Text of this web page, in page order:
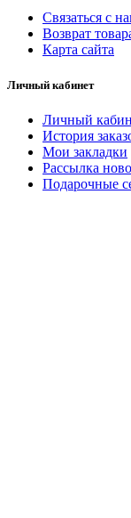
Связаться с
Возврат
Карта сайта
Личный кабинет
Личный
История
Мои закладки
Рассылка
Подарочные